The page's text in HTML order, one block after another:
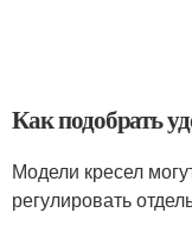
Как подобрать
Модели кресел
регулировать